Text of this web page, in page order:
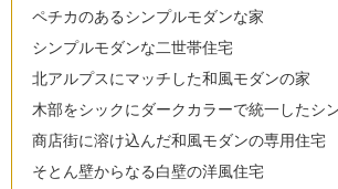
ペチカのあるシンプルモダンな家
シンプルモダンな二世帯住宅
北アルプスにマッチした和風モダンの家
木部をシックにダークカラーで統一したシ
商店街に溶け込んだ和風モダンの専用住宅
そとん壁からなる白壁の洋風住宅